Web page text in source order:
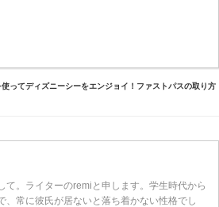
ってディズニーシーをエンジョイ！ファストパスの取り方
て。ライターのremiと申します。学生時代から
、常に彼氏が居ないと落ち着かない性格でし